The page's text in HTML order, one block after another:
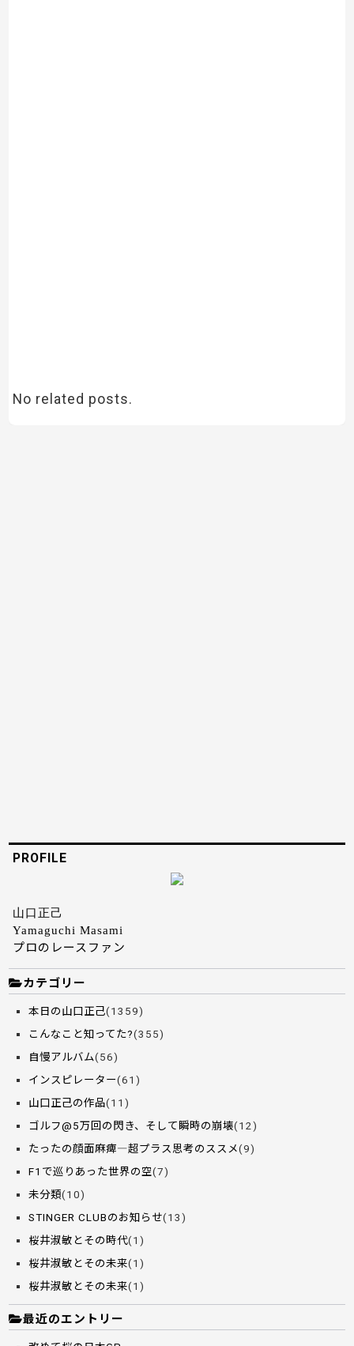
No related posts.
PROFILE
山口正己
Yamaguchi Masami
プロのレースファン
カテゴリー
本日の山口正己(1359)
こんなこと知ってた?(355)
自慢アルバム(56)
インスピレーター(61)
山口正己の作品(11)
ゴルフ@5万回の閃き、そして瞬時の崩壊(12)
たったの顔面麻痺―超プラス思考のススメ(9)
F1で巡りあった世界の空(7)
未分類(10)
STINGER CLUBのお知らせ(13)
桜井淑敏とその時代(1)
桜井淑敏とその未来(1)
桜井淑敏とその未来(1)
最近のエントリー